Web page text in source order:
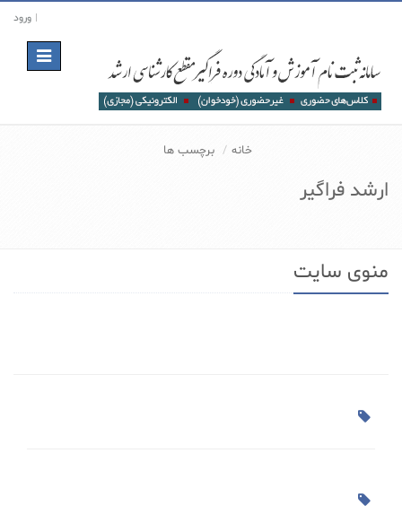
ورود
Toggle
navigation
خانه برچسب ها
ارشد فراگیر
منوی سایت